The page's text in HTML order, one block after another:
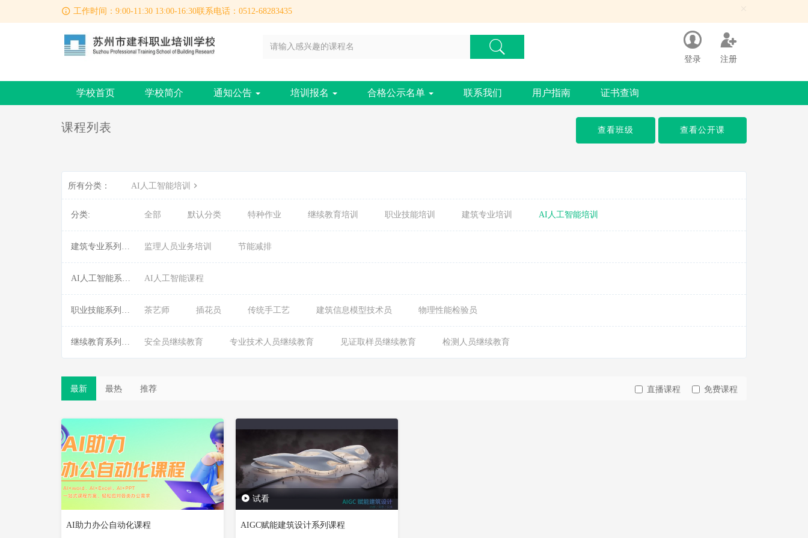
工作时间：9:00-11:30 13:00-16:30联系电话：0512-68283435
登录 注册
学校首页 学校简介 通知公告 培训报名 合格公示名单 联系我们 用户指南 证书查询
课程列表 查看班级 查看公开课
所有分类： AI人工智能培训
分类: 全部 默认分类 特种作业 继续教育培训 职业技能培训 建筑专业培训 AI人工智能培训
建筑专业系列课程: 监理人员业务培训 节能减排
AI人工智能系列课程: AI人工智能课程
职业技能系列课程: 茶艺师 插花员 传统手工艺 建筑信息模型技术员 物理性能检验员
继续教育系列课程: 安全员继续教育 专业技术人员继续教育 见证取样员继续教育 检测人员继续教育
最新 最热 推荐 直播课程 免费课程
AI助力办公自动化课程
试看
AIGC赋能建筑设计系列课程